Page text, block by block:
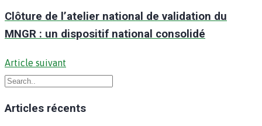
Clôture de l’atelier national de validation du
MNGR : un dispositif national consolidé
Article suivant
Articles récents